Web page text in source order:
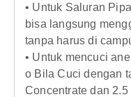
• Untuk Saluran
bisa langsung
tanpa harus di
• Untuk mencuci
o Bila Cuci dengan
Concentrate dan